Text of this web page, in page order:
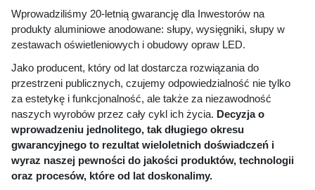
Wprowadziliśmy 20-letnią gwarancję dla Inwestorów na
produkty aluminiowe anodowane: słupy, wysięgniki, słupy w
zestawach oświetleniowych i obudowy opraw LED.
Jako producent, który od lat dostarcza rozwiązania do
przestrzeni publicznych, czujemy odpowiedzialność nie tylko
za estetykę i funkcjonalność, ale także za niezawodność
naszych wyrobów przez cały cykl ich życia. Decyzja o
wprowadzeniu jednolitego, tak długiego okresu
gwarancyjnego to rezultat wieloletnich doświadczeń i
wyraz naszej pewności do jakości produktów, technologii
oraz procesów, które od lat doskonalimy.